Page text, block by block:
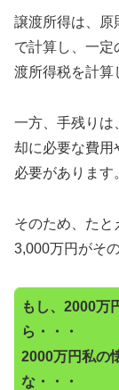
譲渡所得は、原
で計算し、一定
渡所得税を計算
一方、手残りは
却に必要な費用
必要があります
そのため、たと
3,000万円がそ
もし、2000万
ら・・・
2000万円私の
な・・・